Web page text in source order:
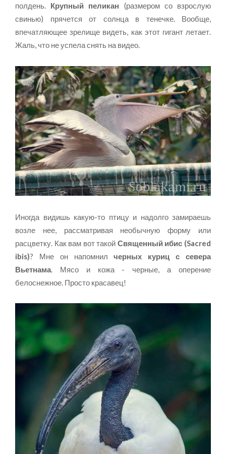
полдень. Крупный пеликан (размером со взрослую
свинью) прячется от солнца в тенечке. Вообще,
впечатляющее зрелище видеть, как этот гигант летает.
Жаль, что не успела снять на видео.
Иногда видишь какую-то птицу и надолго замираешь
возле нее, рассматривая необычную форму или
расцветку. Как вам вот такой Священный ибис (Sacred
ibis)? Мне он напомнилчерных куриц с севера
Вьетнама . Мясо и кожа - черные, а оперение
белоснежное. Просто красавец!